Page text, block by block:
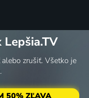
zrušiť. Všetko je